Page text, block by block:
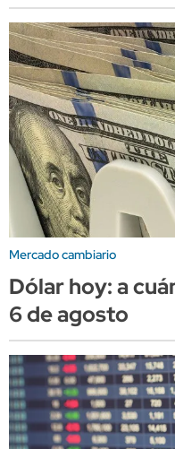
Mercado cambiario
Dólar hoy: a
6 de agosto